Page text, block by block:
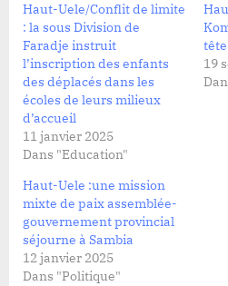
Haut-Uele/Conflit de limite
: la sous Division de
Faradje instruit
l’inscription des enfants
des déplacés dans les
écoles de leurs milieux
d’accueil
11 janvier 2025
Dans "Education"
19
Haut-Uele :une mission
mixte de paix assemblée-
gouvernement provincial
séjourne à Sambia
12 janvier 2025
Dans "Politique"